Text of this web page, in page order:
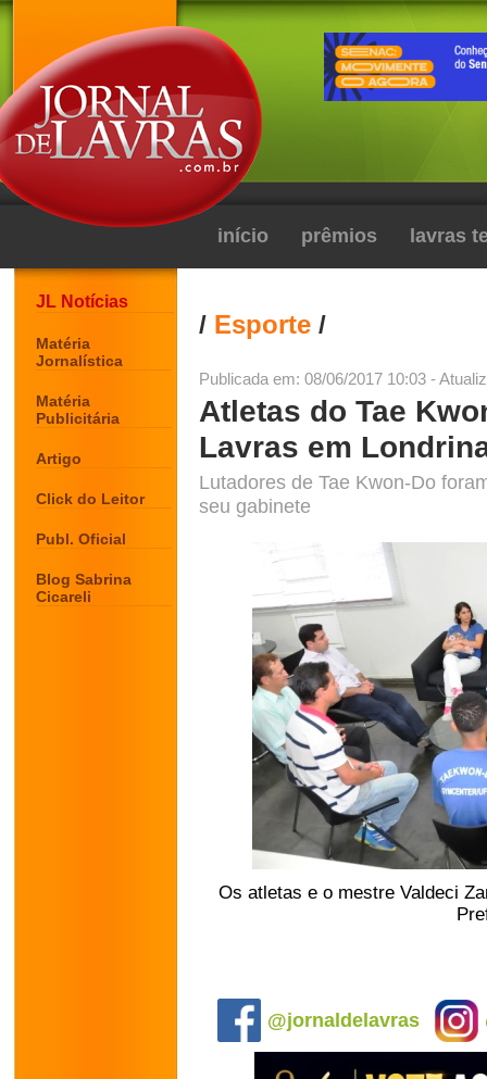
início prêmios lavras
JL Notícias
Matéria
Jornalística
Matéria
Publicitária
Artigo
Click do Leitor
Publ. Oficial
Blog Sabrina
Cicareli
/ Esporte /
Publicada em: 08/06/2017 10:03 -
Atletas do Tae
Lavras em
Lutadores de Tae Kwon-Do
seu gabinete
Os atletas e o mestre Valdeci
@jornaldelavras